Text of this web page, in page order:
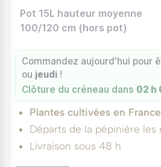
Pot 15L hauteur moyenne
100/120 cm (hors pot)
Commandez aujourd'hui pour
ou jeudi !
Clôture du créneau dans 02 h
Plantes cultivées en France
Départs de la pépinière les
Livraison sous 48 h